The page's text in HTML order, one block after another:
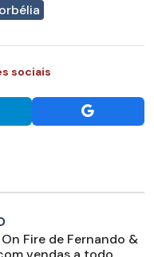
sociais
Fire de Fernando &